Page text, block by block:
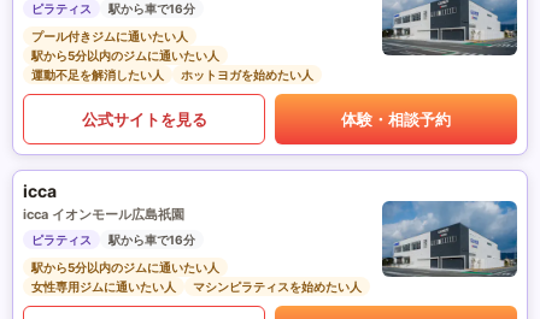
ピラティス
駅から車で16分
プール付きジムに通いたい人
駅から5分以内のジムに通いたい人
運動不足を解消したい人
ホットヨガを始めたい人
公式サイトを見る 体験・相談予約
icca
icca イオンモール広島祇園
ピラティス
駅から車で16分
駅から5分以内のジムに通いたい人
女性専用ジムに通いたい人
マシンピラティスを始めたい人